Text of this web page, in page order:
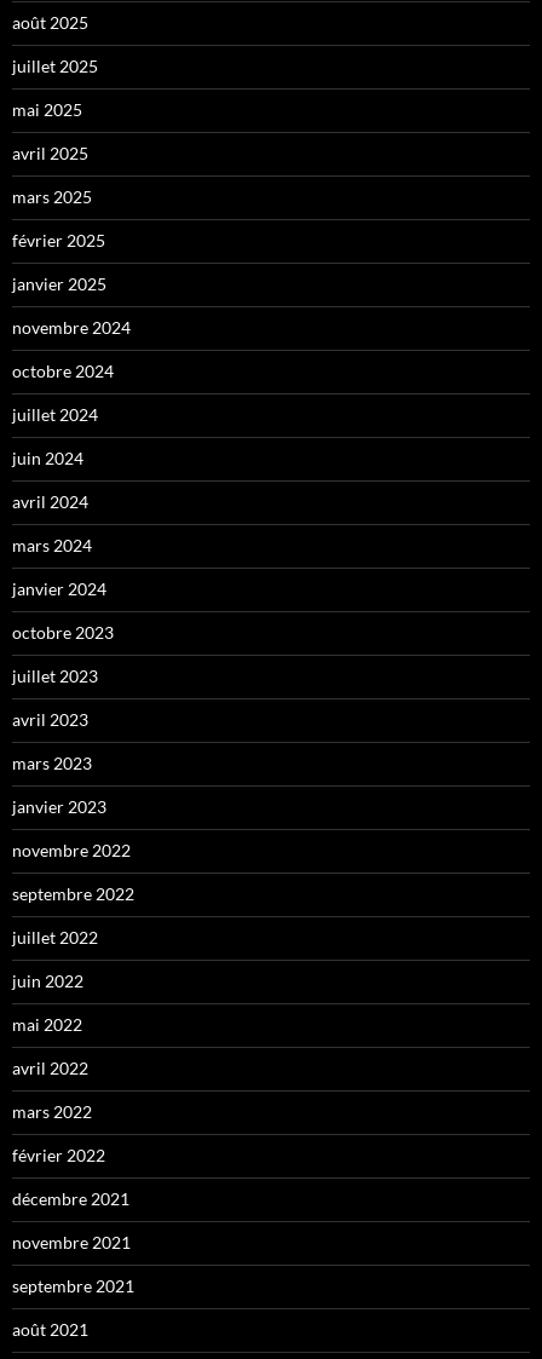
août 2025
juillet 2025
mai 2025
avril 2025
mars 2025
février 2025
janvier 2025
novembre 2024
octobre 2024
juillet 2024
juin 2024
avril 2024
mars 2024
janvier 2024
octobre 2023
juillet 2023
avril 2023
mars 2023
janvier 2023
novembre 2022
septembre 2022
juillet 2022
juin 2022
mai 2022
avril 2022
mars 2022
février 2022
décembre 2021
novembre 2021
septembre 2021
août 2021